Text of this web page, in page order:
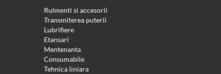
Rulmenti si accesorii
Transmiterea puterii
Lubrifiere
Etansari
Mentenanta
Consumabile
Tehnica liniara